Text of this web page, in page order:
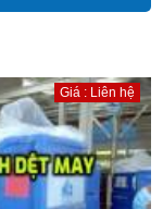
Giá : Liên hệ